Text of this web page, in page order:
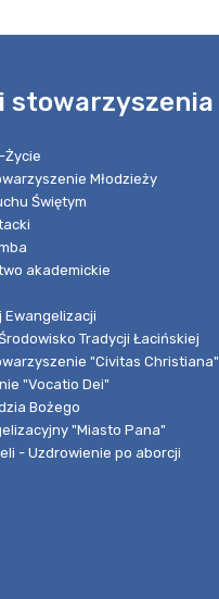
stowarzyszenia
Życie
Młodzieży
Świętym
akademickie
Ewangelizacji
Tradycji Łacińskiej
"Civitas Christiana"
"Vocatio Dei"
Bożego
"Miasto Pana"
- Uzdrowienie po aborcji